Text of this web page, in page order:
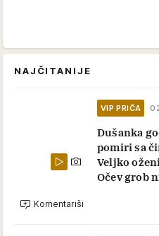
NAJČITANIJE
VIP PRIČA
Dušanka
pomiri sa
Veljko
Očev grob
Komentariši